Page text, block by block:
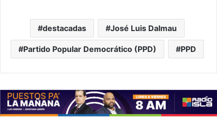
destacadas José Luis Dalmau
Partido Popular Democrático (PPD) PPD